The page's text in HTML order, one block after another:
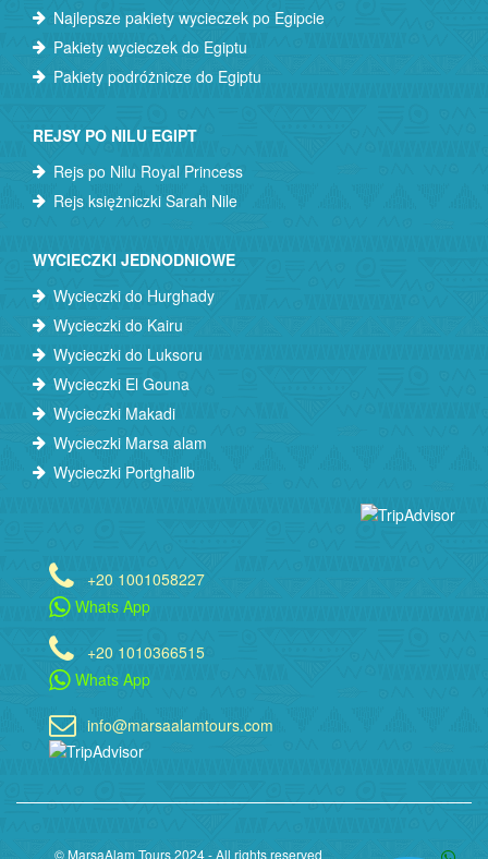
Najlepsze pakiety wycieczek po Egipcie
Pakiety wycieczek do Egiptu
Pakiety podróżnicze do Egiptu
REJSY PO NILU EGIPT
Rejs po Nilu Royal Princess
Rejs księżniczki Sarah Nile
WYCIECZKI JEDNODNIOWE
Wycieczki do Hurghady
Wycieczki do Kairu
Wycieczki do Luksoru
Wycieczki El Gouna
Wycieczki Makadi
Wycieczki Marsa alam
Wycieczki Portghalib
+20 1001058227
Whats App
+20 1010366515
Whats App
info@marsaalamtours.com
© MarsaAlam Tours 2024 - All rights reserved